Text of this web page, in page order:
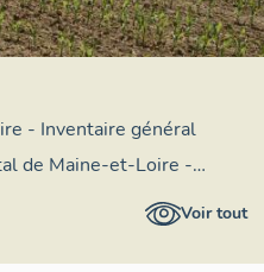
- Inventaire général
de Maine-et-Loire -
du patrimoine Voir tout